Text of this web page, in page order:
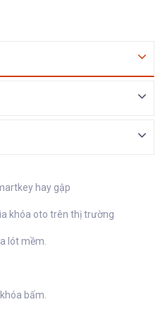
hay gập
khóa oto trên thị trường
lót mềm.
bấm.